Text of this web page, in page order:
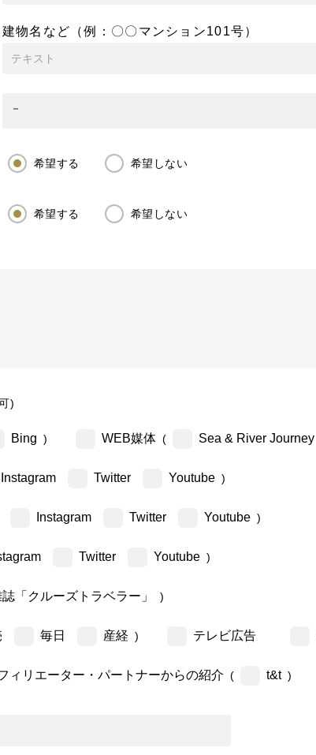
建物名など（例：〇〇マンション101号）
希望する 希望しない
希望する 希望しない
)
Bing ) WEB媒体 ( Sea & River Journey
Instagram Twitter Youtube )
Instagram Twitter Youtube )
Twitter Youtube )
「クルーズトラベラー」 )
毎日 産経 ) テレビ広告
ィリエーター・パートナーからの紹介 ( t&t )